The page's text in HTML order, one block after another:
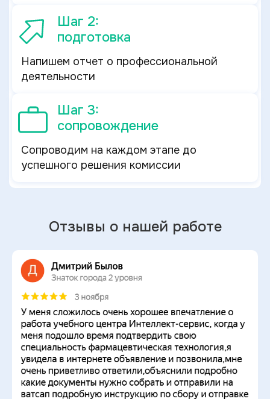
Шаг 2:
подготовка
Напишем отчет о профессиональной
деятельности
Шаг 3:
сопровождение
Сопроводим на каждом этапе до
успешного решения комиссии
Отзывы о нашей работе